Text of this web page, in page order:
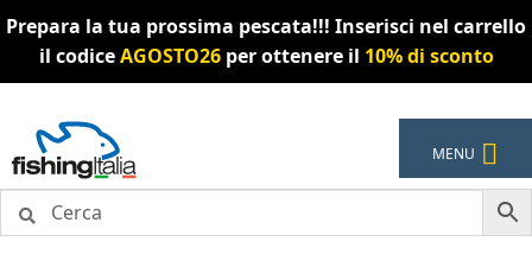
Prepara la tua prossima pescata!!! Inserisci nel carrello
il codiceAGOSTO26per ottenere il 10% di sconto
alla
navigazione
al
contenuto
MENU